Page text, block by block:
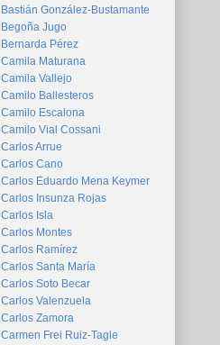
Bastián González-Bustamante
Begoña Jugo
Bernarda Pérez
Camila Maturana
Camila Vallejo
Camilo Ballesteros
Camilo Escalona
Camilo Vial Cossani
Carlos Arrue
Carlos Cano
Carlos Eduardo Mena Keymer
Carlos Insunza Rojas
Carlos Isla
Carlos Montes
Carlos Ramírez
Carlos Santa María
Carlos Soto Becar
Carlos Valenzuela
Carlos Zamora
Carmen Frei Ruiz-Tagle